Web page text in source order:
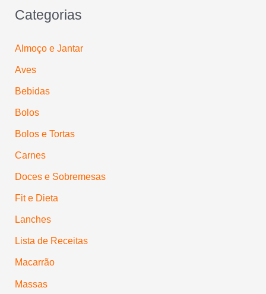
Categorias
Almoço e Jantar
Aves
Bebidas
Bolos
Bolos e Tortas
Carnes
Doces e Sobremesas
Fit e Dieta
Lanches
Lista de Receitas
Macarrão
Massas